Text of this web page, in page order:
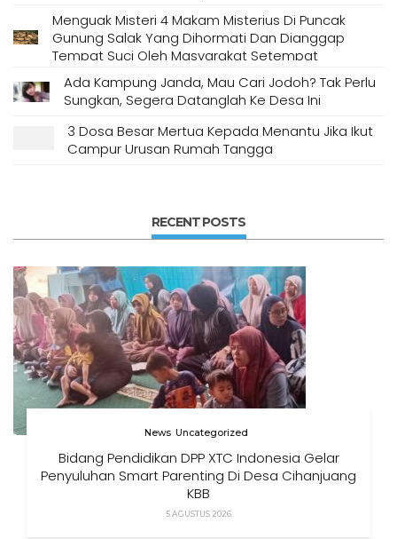
Menguak Misteri 4 Makam Misterius Di Puncak
Gunung Salak Yang Dihormati Dan Dianggap
Tempat Suci Oleh Masyarakat Setempat
Ada Kampung Janda, Mau Cari Jodoh? Tak Perlu
Sungkan, Segera Datanglah Ke Desa Ini
3 Dosa Besar Mertua Kepada Menantu Jika Ikut
Campur Urusan Rumah Tangga
RECENT POSTS
News Uncategorized
Bidang Pendidikan DPP XTC Indonesia Gelar
Penyuluhan Smart Parenting Di Desa Cihanjuang
KBB
5 AGUSTUS 2026